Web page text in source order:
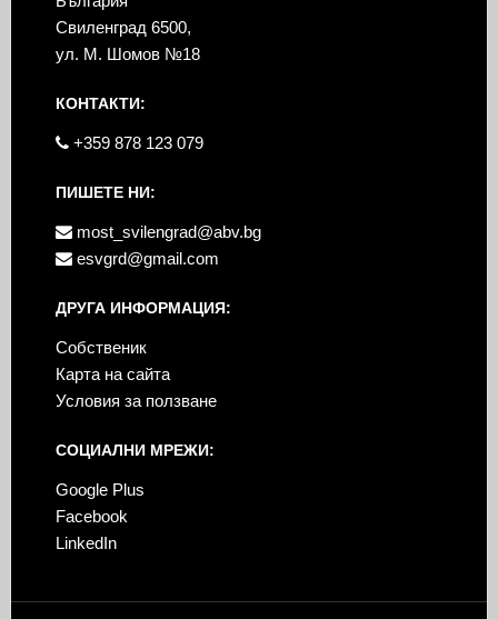
Свиленград 6500,
ул. М. Шомов №18
КОНТАКТИ:
+359 878 123 079
ПИШЕТЕ НИ:
most_svilengrad@abv.bg
esvgrd@gmail.com
ДРУГА ИНФОРМАЦИЯ:
Собственик
Карта на сайта
Условия за ползване
СОЦИАЛНИ МРЕЖИ:
Google Plus
Facebook
LinkedIn